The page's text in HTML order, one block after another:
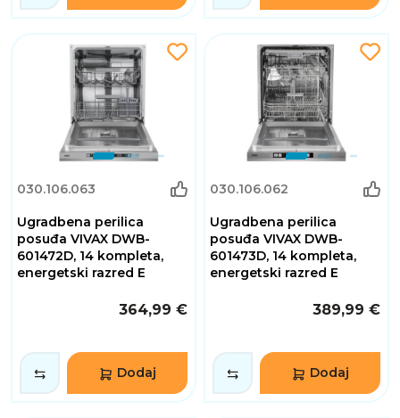
030.106.063
Ugradbena perilica
posuđa VIVAX DWB-
601472D, 14 kompleta,
energetski razred E
364,99 €
Dodaj
030.106.062
Ugradbena perilica
posuđa VIVAX DWB-
601473D, 14 kompleta,
energetski razred E
389,99 €
Dodaj